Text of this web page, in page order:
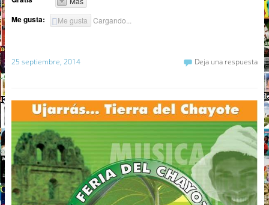
Me gusta: Me gusta Cargando...
25 septiembre, 2014 Deja una respuesta